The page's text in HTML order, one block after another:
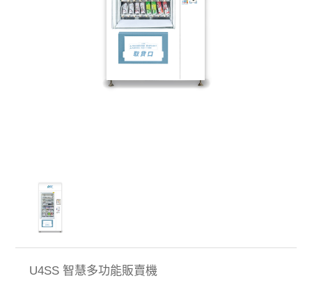
U4SS 智慧多功能販賣機